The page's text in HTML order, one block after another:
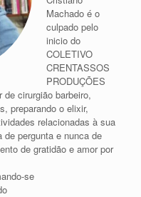
Machado é o
culpado pelo
inicio do
COLETIVO
CRENTASSOS
PRODUÇÕES
cirurgião barbeiro,
preparando o elixir,
relacionadas à sua
pergunta e nunca de
de gratidão e amor por
se